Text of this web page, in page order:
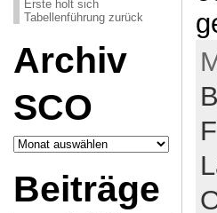
Erste holt sich
Tabellenführung zurück
Archiv
SCO
Archiv
SCO
Beiträge